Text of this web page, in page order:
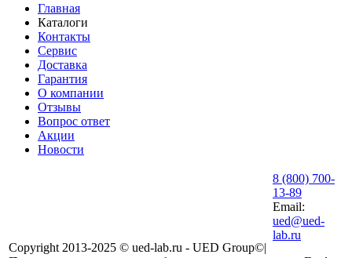
Главная
Каталоги
Контакты
Сервис
Доставка
Гарантия
О компании
Отзывы
Вопрос ответ
Акции
Новости
Copyright 2013-2025 © ued-lab.ru - UED Group©|
8 (800) 700-
13-89
Email:
ued@ued-
lab.ru